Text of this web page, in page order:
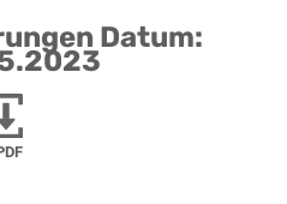
Datum: